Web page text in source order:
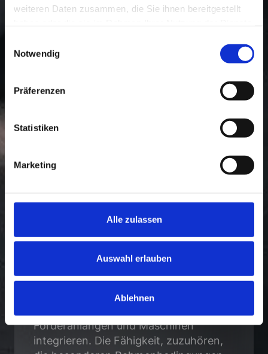
weiteren Daten zusammen, die Sie ihnen bereitgestellt
Notwendig
Präferenzen
Statistiken
Marketing
Alle zulassen
Auswahl erlauben
Ablehnen
Speckenheuer Sprockets & Gears GmbH
ANTRIEB
DURCH
VERLÄSSLICH
KEIT
Speckenheuer hat sich auf die
Anfertigung von kundenspezifischen
Kettenrädern und Zahnrädern
Förderanlangen und Maschinen
integrieren. Die Fähigkeit, zuzuhören,